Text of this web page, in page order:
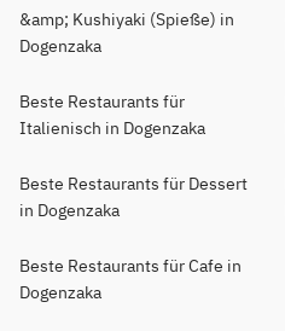
&amp; Kushiyaki (Spieße) in
Dogenzaka
Beste Restaurants für
Italienisch in Dogenzaka
Beste Restaurants für Dessert
in Dogenzaka
Beste Restaurants für Cafe in
Dogenzaka